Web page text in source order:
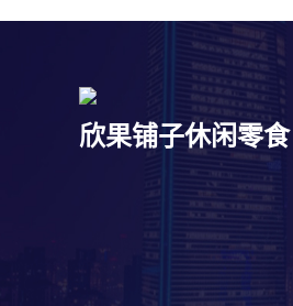
欣果铺子休闲零食